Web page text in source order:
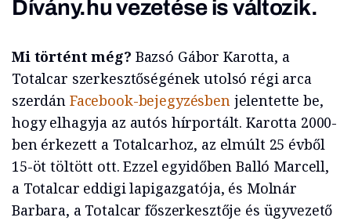
Dívány.hu vezetése is változik.
Mi történt még? Bazsó Gábor Karotta, a
Totalcar szerkesztőségének utolsó régi arca
szerdán Facebook-bejegyzésben jelentette be,
hogy elhagyja az autós hírportált. Karotta 2000-
ben érkezett a Totalcarhoz, az elmúlt 25 évből
15-öt töltött ott. Ezzel egyidőben Balló Marcell,
a Totalcar eddigi lapigazgatója, és Molnár
Barbara, a Totalcar főszerkesztője és ügyvezető